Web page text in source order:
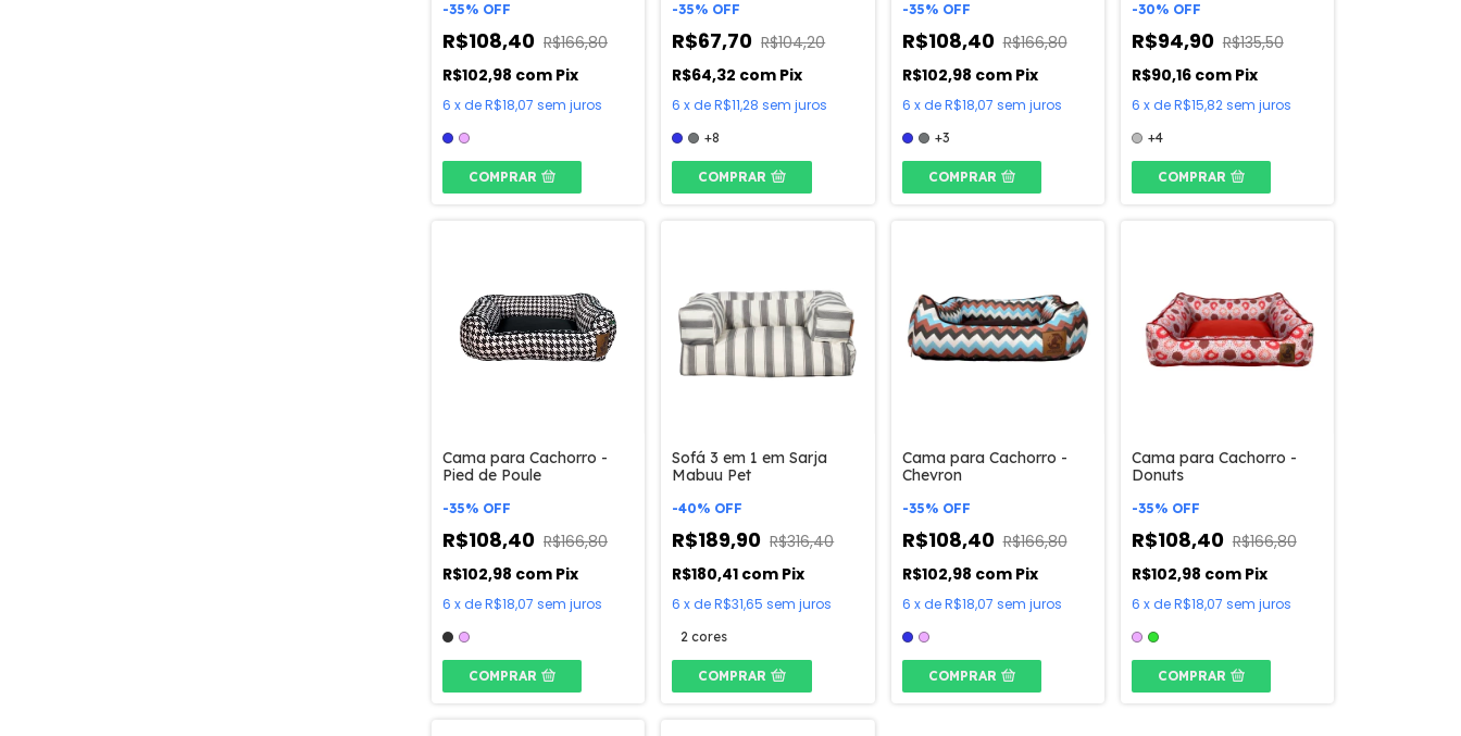
-35% OFF
R$108,40 R$166,80
R$102,98 com Pix
6 x deR$18,07 sem juros
COMPRAR
-35% OFF
R$67,70 R$104,20
R$64,32 com Pix
6 x deR$11,28 sem juros
+8
COMPRAR
-35% OFF
R$108,40 R$166,80
R$102,98 com Pix
6 x deR$18,07 sem juros
+3
COMPRAR
-30% OFF
R$94,90 R$135,50
R$90,16 com Pix
6 x deR$15,82sem juros
+4
COMPRAR
Cama para Cachorro -
Pied de Poule
-35% OFF
R$108,40 R$166,80
R$102,98 com Pix
6 x deR$18,07 sem juros
COMPRAR
Sofá 3 em 1 em Sarja
Mabuu Pet
-40% OFF
R$189,90 R$316,40
R$180,41 com Pix
6 x deR$31,65 sem juros
2 cores
COMPRAR
Cama para Cachorro -
Chevron
-35% OFF
R$108,40 R$166,80
R$102,98 com Pix
6 x deR$18,07 sem juros
COMPRAR
Cama para Cachorro -
Donuts
-35% OFF
R$108,40 R$166,80
R$102,98 com Pix
6 x deR$18,07 sem juros
COMPRAR